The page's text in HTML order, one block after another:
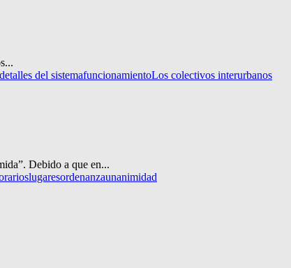
detalles del sistemafuncionamientoLos colectivos interurbanos
Debido a que en...
lugaresordenanzaunanimidad